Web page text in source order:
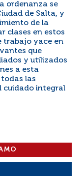
ordenanza se
de Salta, y
de la
clases en estos
trabajo yace en
que
y utilizados
a esta
las
cuidado integral